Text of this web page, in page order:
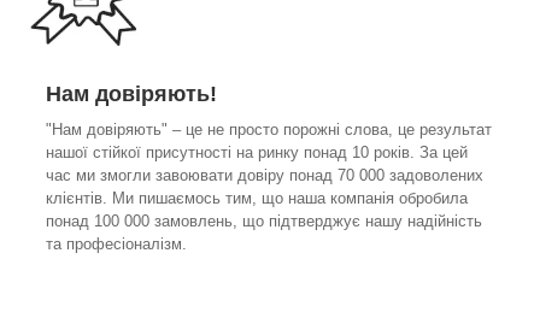
Нам довіряють!
"Нам довіряють" – це не просто порожні слова, це результат
нашої стійкої присутності на ринку понад 10 років. За цей
час ми змогли завоювати довіру понад 70 000 задоволених
клієнтів. Ми пишаємось тим, що наша компанія обробила
понад 100 000 замовлень, що підтверджує нашу надійність
та професіоналізм.